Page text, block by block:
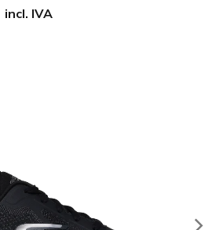
incl. IVA